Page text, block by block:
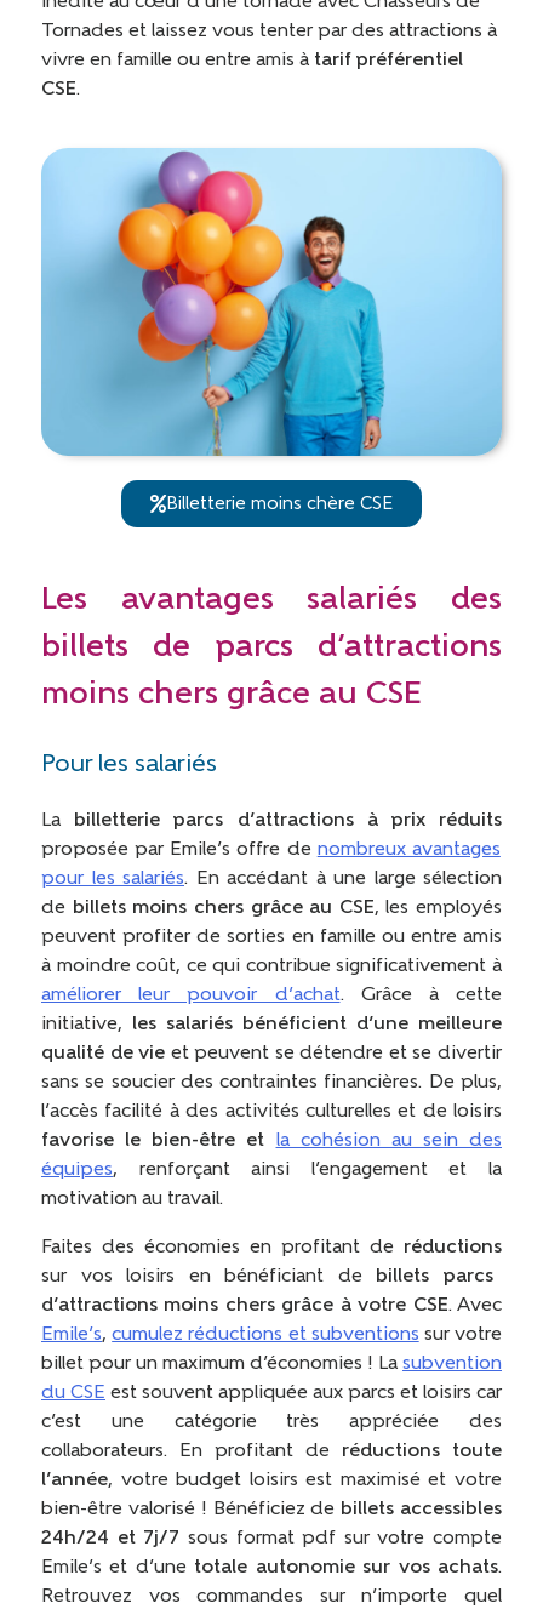
Tornades et laissez vous tenter par des attractions à
vivre en famille ou entre amis à tarif préférentiel
CSE.
Billetterie moins chère CSE
Les avantages salariés des
billets de parcs d’attractions
moins chers grâce au CSE
Pour les salariés
La
billetterie parcs d’attractions à prix réduits
proposée par Emile’s offre de nombreux avantages
pour les salariés. En accédant à une large sélection
de billets moins chers grâce au CSE, les employés
peuvent profiter de sorties en famille ou entre amis
à moindre coût, ce qui contribue significativement à
améliorer leur pouvoir d’achat. Grâce à cette
initiative, les salariés bénéficient d’une meilleure
qualité de vie et peuvent se détendre et se divertir
sans se soucier des contraintes financières. De plus,
l’accès facilité à des activités culturelles et de loisirs
favorise le bien-être et la cohésion au sein des
équipes, renforçant ainsi l’engagement et la
motivation au travail.
Faites des économies en profitant de réductions
sur vos loisirs en bénéficiant de
billets parcs
d’attractions moins chers grâce à votre CSE. Avec
Emile’s,cumulez réductions et subventions sur votre
billet pour un maximum d’économies ! La subvention
du CSE est souvent appliquée aux parcs et loisirs car
c’est une catégorie très appréciée des
collaborateurs. En profitant de réductions toute
l’année, votre budget loisirs est maximisé et votre
bien-être valorisé ! Bénéficiez de billets accessibles
24h/24 et 7j/7 sous format pdf sur votre compte
Emile’s et d’une totale autonomie sur vos achats.
Retrouvez vos commandes sur n’importe quel